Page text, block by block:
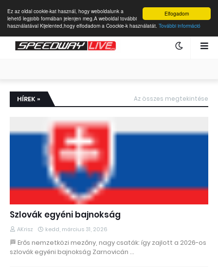
Elfogadom
Ez az oldal cookie-kat használ, hogy weboldalunk a
lehető legjobb formában jelenjen meg.A weboldal további
használatával Kijelented,hogy elfodadom a Coockie-k használatát. További információ
HÍREK » Az összes megtekintése
Szlovák egyéni bajnokság
AKrisz kedd, március 31, 2026
🏁 Erős nemzetközi mezőny, nagy csaták: így zajlott a 2026-os
szlovák egyéni bajnokság Zarnovicán …